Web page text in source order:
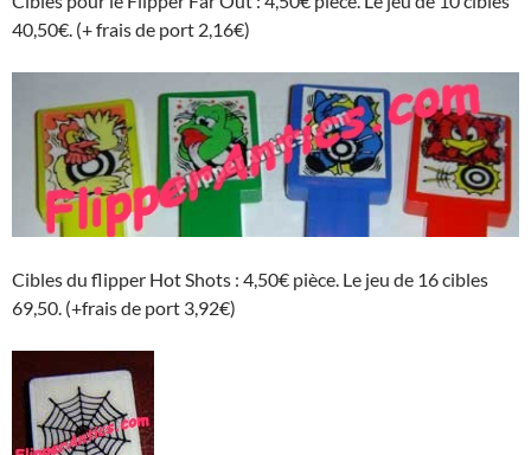
40,50€. (+ frais de port 2,16€)
Cibles du flipper Hot Shots : 4,50€ pièce. Le jeu de 16 cibles
69,50. (+frais de port 3,92€)